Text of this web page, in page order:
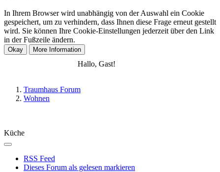
In Ihrem Browser wird unabhängig von der Auswahl ein Cookie
gespeichert, um zu verhindern, dass Ihnen diese Frage erneut gestellt
wird. Sie können Ihre Cookie-Einstellungen jederzeit über den Link
in der Fußzeile ändern.
Hallo, Gast!
Traumhaus Forum
Wohnen
Küche
RSS Feed
Dieses Forum als gelesen markieren